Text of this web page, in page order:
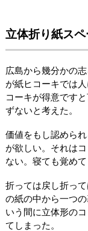
立体折り紙ス
広島から幾分かの
が紙ヒコーキでは
コーキが得意です
ずないと考えた。
価値をもし認めら
が欲しい。それは
ない。寝ても覚め
折っては戻し折っ
の紙の中から一つ
いう間に立体形の
てしまった。